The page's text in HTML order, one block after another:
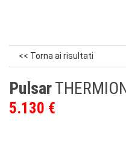
<< Torna ai risultati
Pulsar
5.130 €